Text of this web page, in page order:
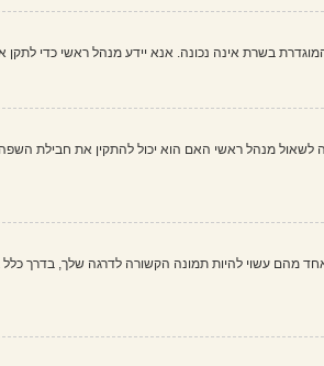
בשרת אינה נכונה. אנא יידע מנהל ראשי כדי לתקן
מנהל ראשי האם הוא יכול להתקין את חבילת השפה
מהם עשוי להיות תמונה הקשורה לדרגה שלך, בדרך